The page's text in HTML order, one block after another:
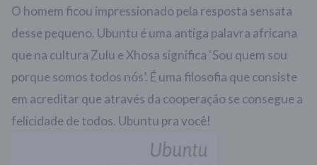
O homem ficou impressionado pela resposta sensata
desse pequeno. Ubuntu é uma antiga palavra africana
que na cultura Zulu e Xhosa significa ‘Sou quem sou
porque somos todos nós’. É uma filosofia que consiste
em acreditar que através da cooperação se consegue a
felicidade de todos. Ubuntu pra você!